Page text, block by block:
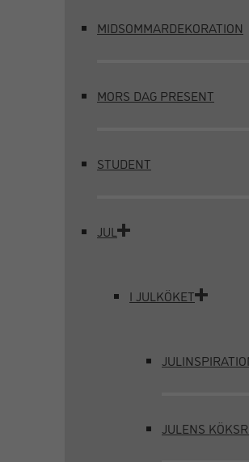
MIDSOMMARDEKORATION
MORS DAG PRESENT
STUDENT
JUL
I JULKÖKET
JULENS